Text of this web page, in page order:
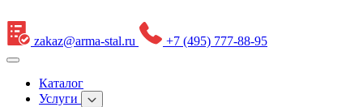
zakaz@arma-stal.ru +7 (495) 777-88-95
Каталог
Услуги